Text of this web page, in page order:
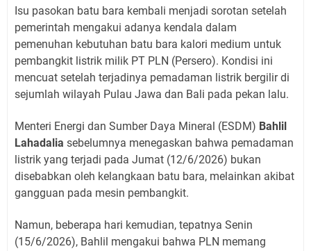
Isu pasokan batu bara kembali menjadi sorotan setelah
pemerintah mengakui adanya kendala dalam
pemenuhan kebutuhan batu bara kalori medium untuk
pembangkit listrik milik PT PLN (Persero). Kondisi ini
mencuat setelah terjadinya pemadaman listrik bergilir di
sejumlah wilayah Pulau Jawa dan Bali pada pekan lalu.
Menteri Energi dan Sumber Daya Mineral (ESDM) Bahlil
Lahadalia sebelumnya menegaskan bahwa pemadaman
listrik yang terjadi pada Jumat (12/6/2026) bukan
disebabkan oleh kelangkaan batu bara, melainkan akibat
gangguan pada mesin pembangkit.
Namun, beberapa hari kemudian, tepatnya Senin
(15/6/2026), Bahlil mengakui bahwa PLN memang